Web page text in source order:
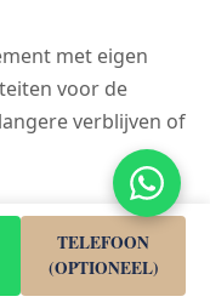
met eigen
voor de
verblijven of
TELEFOON
(OPTIONEEL)